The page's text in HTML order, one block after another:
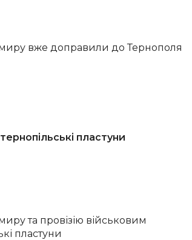
вже доправили до Тернополя
пластуни
та провізію військовим
пластуни